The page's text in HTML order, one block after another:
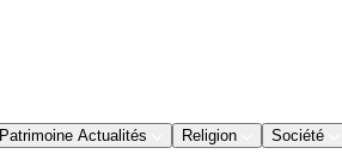
Patrimoine Actualités Religion Société